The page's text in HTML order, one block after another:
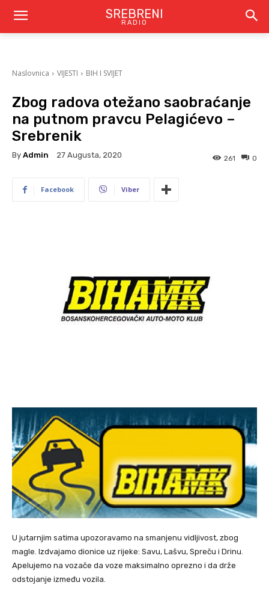
SREBRENI
RADIO
Naslovnica VIJESTI BIH I SVIJET
Zbog radova otežano saobraćanje
na putnom pravcu Pelagićevo –
Srebrenik
By Admin 27 Augusta, 2020 0
261
Facebook Viber
U jutarnjim satima upozoravamo na smanjenu vidljivost, zbog
magle. Izdvajamo dionice uz rijeke: Savu, Lašvu, Spreču i Drinu.
Apelujemo na vozače da voze maksimalno oprezno i da drže
odstojanje između vozila.